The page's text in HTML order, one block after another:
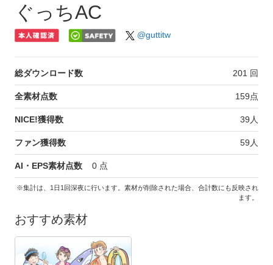
ぐっちAC
@guttitw
総ダウンロード数 201 回
全素材点数 159点
NICE!獲得数 39 人
ファン獲得数 59 人
AI・EPS素材点数 0 点
※集計は、1日1回深夜に行います。素材が削除された場合、合計数にも反映され
ます。
おすすめ素材